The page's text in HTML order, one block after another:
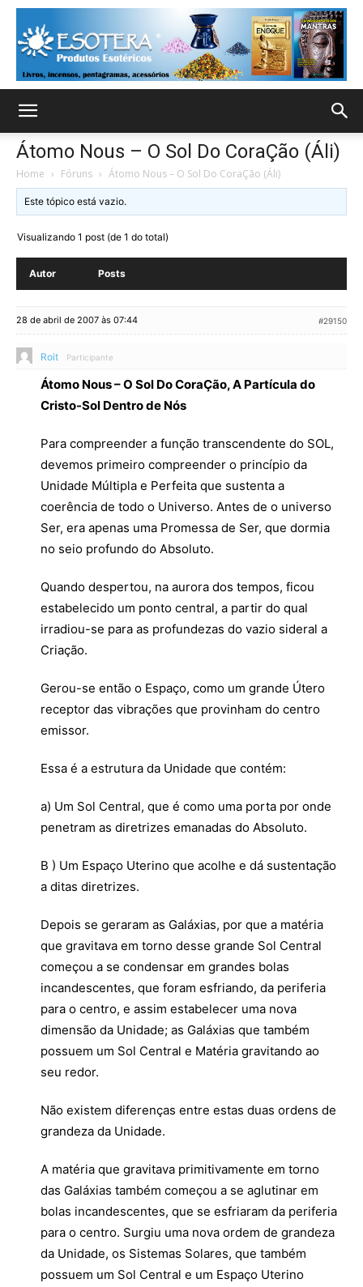
Átomo Nous – O Sol Do CoraÇão (Áli)
Home › Fóruns › Átomo Nous – O Sol Do CoraÇão (Áli)
Este tópico está vazio.
Visualizando 1 post (de 1 do total)
Autor Posts
28 de abril de 2007 às 07:44 #29150
Roit Participante
Átomo Nous – O Sol Do CoraÇão, A Partícula do
Cristo-Sol Dentro de Nós
Para compreender a função transcendente do SOL,
devemos primeiro compreender o princípio da
Unidade Múltipla e Perfeita que sustenta a
coerência de todo o Universo. Antes de o universo
Ser, era apenas uma Promessa de Ser, que dormia
no seio profundo do Absoluto.
Quando despertou, na aurora dos tempos, ficou
estabelecido um ponto central, a partir do qual
irradiou-se para as profundezas do vazio sideral a
Criação.
Gerou-se então o Espaço, como um grande Útero
receptor das vibrações que provinham do centro
emissor.
Essa é a estrutura da Unidade que contém:
a) Um Sol Central, que é como uma porta por onde
penetram as diretrizes emanadas do Absoluto.
B ) Um Espaço Uterino que acolhe e dá sustentação
a ditas diretrizes.
Depois se geraram as Galáxias, por que a matéria
que gravitava em torno desse grande Sol Central
começou a se condensar em grandes bolas
incandescentes, que foram esfriando, da periferia
para o centro, e assim estabelecer uma nova
dimensão da Unidade; as Galáxias que também
possuem um Sol Central e Matéria gravitando ao
seu redor.
Não existem diferenças entre estas duas ordens de
grandeza da Unidade.
A matéria que gravitava primitivamente em torno
das Galáxias também começou a se aglutinar em
bolas incandescentes, que se esfriaram da periferia
para o centro. Surgiu uma nova ordem de grandeza
da Unidade, os Sistemas Solares, que também
possuem um Sol Central e um Espaço Uterino